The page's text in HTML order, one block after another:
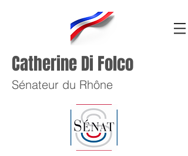
Catherine Di Folco
Sénateur du Rhône